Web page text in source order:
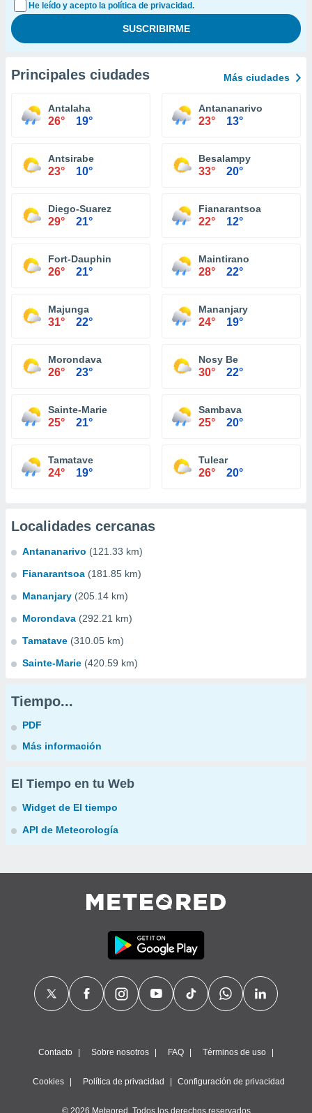
He leído y acepto la política de privacidad.
Principales ciudades Más ciudades
Antalaha
26° 19°
Antananarivo
23° 13°
Antsirabe
23° 10°
Besalampy
33° 20°
Diego-Suarez
29° 21°
Fianarantsoa
22° 12°
Fort-Dauphin
26° 21°
Maintirano
28° 22°
Majunga
31° 22°
Mananjary
24° 19°
Morondava
26° 23°
Nosy Be
30° 22°
Sainte-Marie
25° 21°
Sambava
25° 20°
Tamatave
24° 19°
Tulear
26° 20°
Localidades cercanas
Antananarivo (121.33 km)
Fianarantsoa (181.85 km)
Mananjary (205.14 km)
Morondava (292.21 km)
Tamatave (310.05 km)
Sainte-Marie (420.59 km)
Tiempo...
PDF
Más información
El Tiempo en tu Web
Widget de El tiempo
API de Meteorología
Contacto Sobre nosotros FAQ Términos de uso
Cookies Política de privacidad Configuración de privacidad
© 2026 Meteored. Todos los derechos reservados